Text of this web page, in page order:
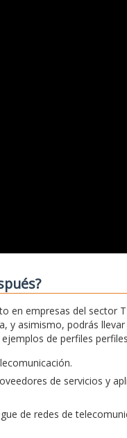
en empresas del sector
y asimismo, podrás
de perfiles
de servicios y
de redes de